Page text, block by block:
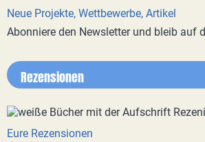
Neue Projekte, Wettbewerbe, Artikel
Abonniere den Newsletter und bleib auf
Rezensionen
Eure Rezensionen